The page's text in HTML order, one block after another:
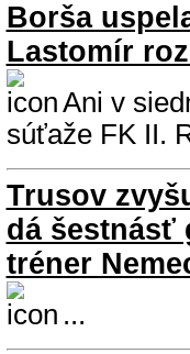
Borša
Lastomír
Ani v
súťaže FK II.
Trusov
dá šestnásť
tréner
...